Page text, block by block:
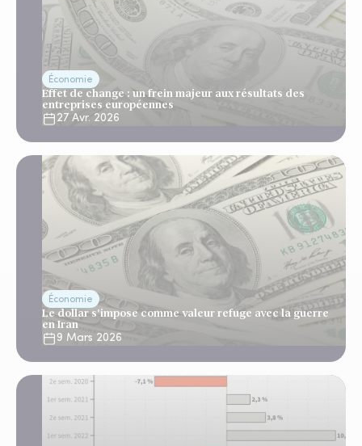
Économie
Effet de change : un frein majeur aux résultats des
entreprises européennes
27 Avr. 2026
Économie
Le dollar s'impose comme valeur refuge avec la guerre
en Iran
9 Mars 2026